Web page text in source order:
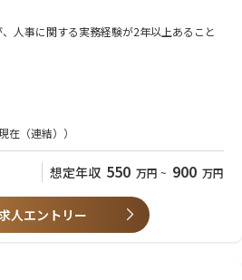
（BI,Automate）、Talent Palette
提供に関する企画・実行・維持すること
ができ、会社活力・企業価値の向上に資す
ン。
は、会社Vision実現に向けたADSグループ
適正な要員戦略および人材ポートフォリオ
人事に関する実務経験が2年以上あること
解（海外留学などの経験）
考え・学ぶ力、周囲を巻き込む力があるこ
を取り、人から学ぶ姿勢のある人材
「変化」を求める人材
在（連結））
想定年収 550 万円 ~ 900 万円
人エントリー